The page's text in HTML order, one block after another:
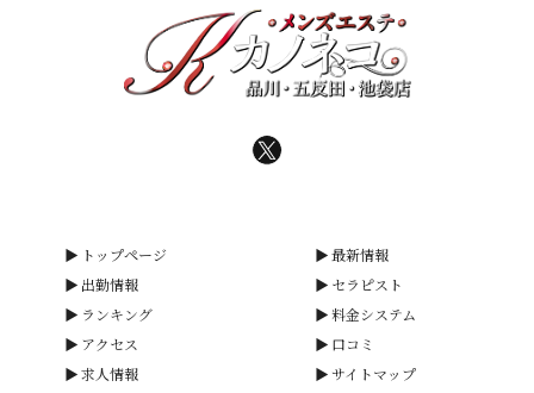
トップページ
最新情報
出勤情報
セラピスト
ランキング
料金システム
アクセス
口コミ
求人情報
サイトマップ